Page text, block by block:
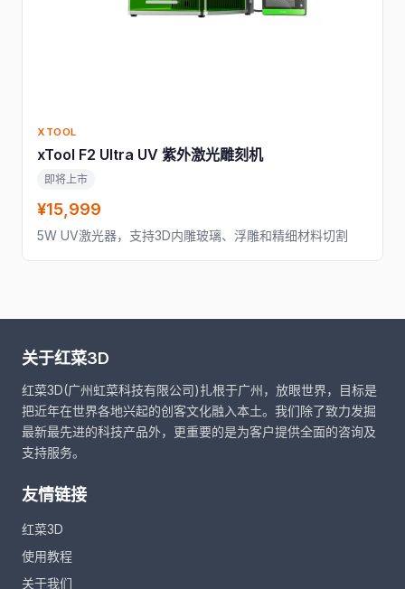
XTOOL
xTool F2 Ultra UV 紫外激光雕刻机
即将上市
¥15,999
5W UV激光器，支持3D内雕玻璃、浮雕和精细材料切割
关于红菜3D
红菜3D(广州虹菜科技有限公司)扎根于广州，放眼世界，目标是
把近年在世界各地兴起的创客文化融入本土。我们除了致力发掘
最新最先进的科技产品外，更重要的是为客户提供全面的咨询及
支持服务。
友情链接
红菜3D
使用教程
关于我们